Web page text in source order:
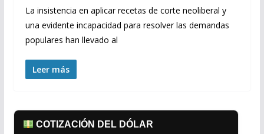
La insistencia en aplicar recetas de corte neoliberal y
una evidente incapacidad para resolver las demandas
populares han llevado al
Leer más
COTIZACIÓN DEL DÓLAR